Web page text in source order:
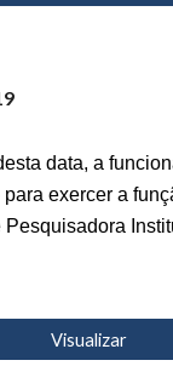
data, a
para exercer a
Visualizar